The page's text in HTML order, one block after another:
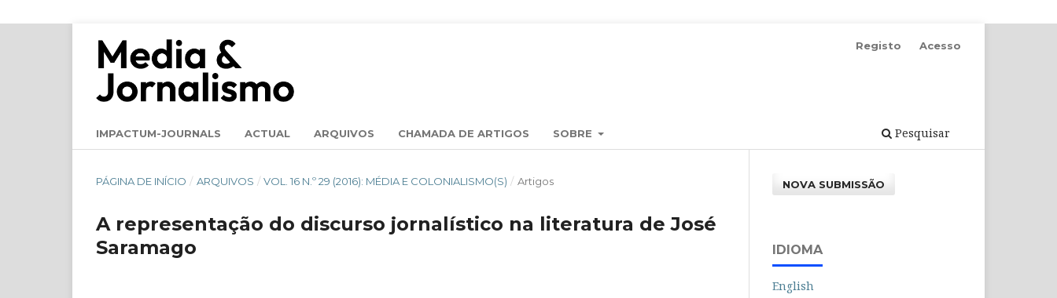
IMPACTUM-JOURNALS ACTUAL ARQUIVOS CHAMADA DE ARTIGOS SOBRE Pesquisar
Registo Acesso
PÁGINA DE INÍCIO / ARQUIVOS / VOL. 16 N.º 29 (2016): MÉDIA E COLONIALISMO(S) / Artigos
A representação do discurso jornalístico na literatura de José
Saramago
NOVA SUBMISSÃO
IDIOMA
English